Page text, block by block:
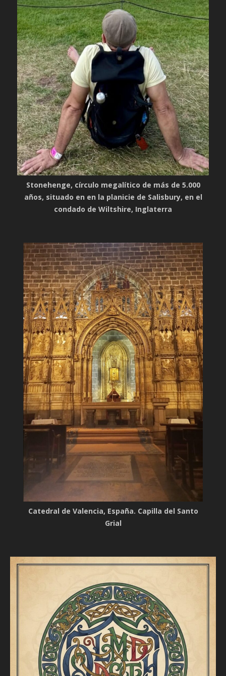
Stonehenge, círculo megalítico de más de 5.000
años, situado en en la planicie de Salisbury, en el
condado de Wiltshire, Inglaterra
Catedral de Valencia, España. Capilla del Santo
Grial